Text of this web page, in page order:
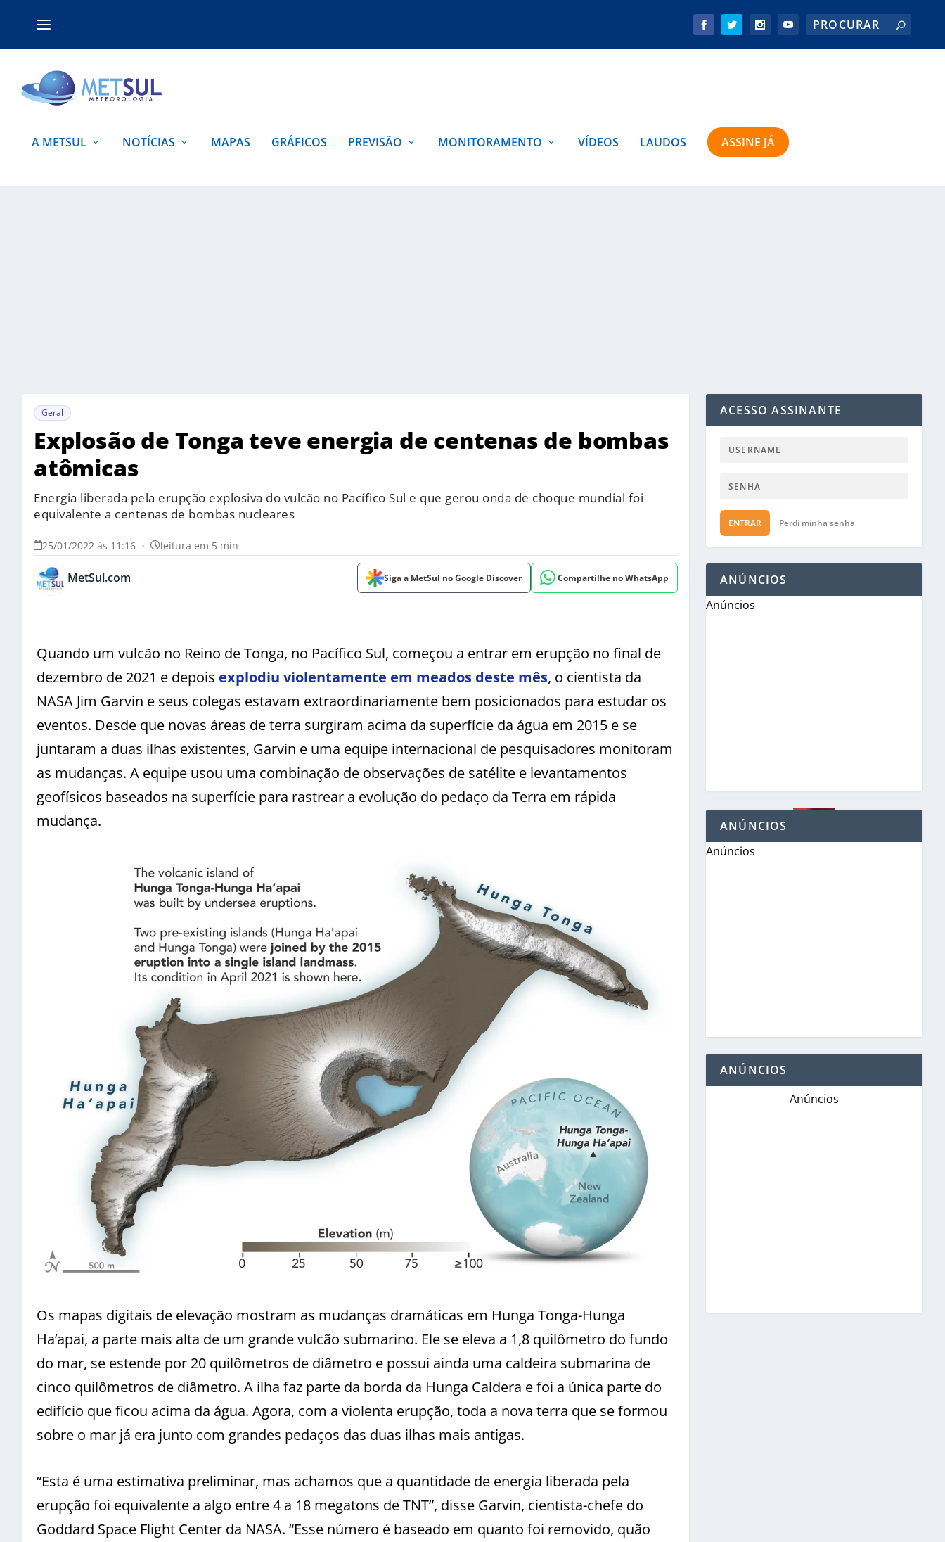
A METSUL NOTÍCIAS MAPAS GRÁFICOS PREVISÃO MONITORAMENTO VÍDEOS LAUDOS ASSINE JÁ
Geral
Explosão de Tonga teve energia de centenas de bombas
atômicas
Energia liberada pela erupção explosiva do vulcão no Pacífico Sul e que gerou onda de choque mundial foi
equivalente a centenas de bombas nucleares
25/01/2022 às 11:16 • leitura em 5 min
MetSul.com Siga a MetSul no Google Discover Compartilhe no WhatsApp
Quando um vulcão no Reino de Tonga, no Pacífico Sul, começou a entrar em erupção no final de
dezembro de 2021 e depois explodiu violentamente em meados deste mês, o cientista da
NASA Jim Garvin e seus colegas estavam extraordinariamente bem posicionados para estudar os
eventos. Desde que novas áreas de terra surgiram acima da superfície da água em 2015 e se
juntaram a duas ilhas existentes, Garvin e uma equipe internacional de pesquisadores monitoram
as mudanças. A equipe usou uma combinação de observações de satélite e levantamentos
geofísicos baseados na superfície para rastrear a evolução do pedaço da Terra em rápida
mudança.
Os mapas digitais de elevação mostram as mudanças dramáticas em Hunga Tonga-Hunga
Ha’apai, a parte mais alta de um grande vulcão submarino. Ele se eleva a 1,8 quilômetro do fundo
do mar, se estende por 20 quilômetros de diâmetro e possui ainda uma caldeira submarina de
cinco quilômetros de diâmetro. A ilha faz parte da borda da Hunga Caldera e foi a única parte do
edifício que ficou acima da água. Agora, com a violenta erupção, toda a nova terra que se formou
sobre o mar já era junto com grandes pedaços das duas ilhas mais antigas.
“Esta é uma estimativa preliminar, mas achamos que a quantidade de energia liberada pela
erupção foi equivalente a algo entre 4 a 18 megatons de TNT”, disse Garvin, cientista-chefe do
Goddard Space Flight Center da NASA. “Esse número é baseado em quanto foi removido, quão
ACESSO ASSINANTE
ENTRAR Perdi minha senha
ANÚNCIOS
Anúncios
ANÚNCIOS
Anúncios
ANÚNCIOS
Anúncios